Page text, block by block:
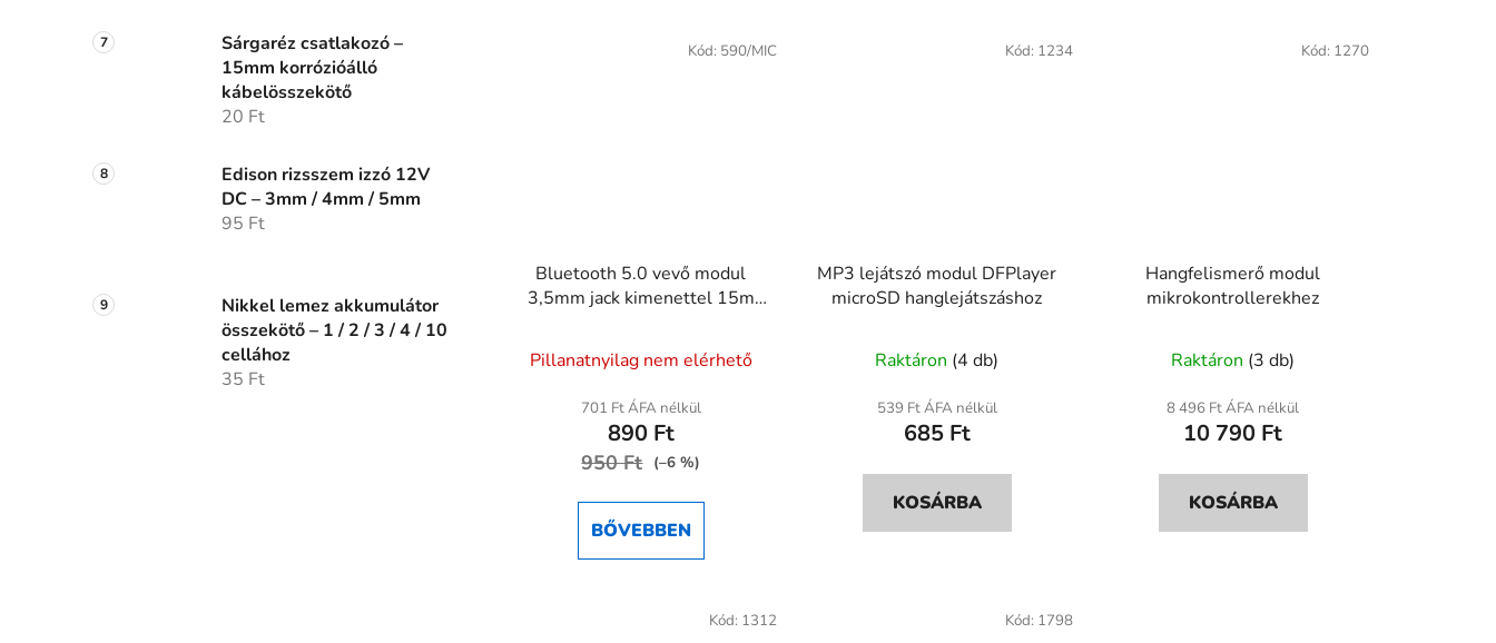
Sárgaréz csatlakozó –
15mm korrózióálló
kábelösszekötő
20 Ft
Edison rizsszem izzó 12V
DC – 3mm / 4mm / 5mm
95 Ft
Nikkel lemez akkumulátor
összekötő – 1 / 2 / 3 / 4 / 10
cellához
35 Ft
Bluetooth 5.0 vevő modul
3,5mm jack kimenettel 15m
termék
átlagos
értékelése
5-
5,0
Pillanatnyilag nem elérhető
701 Ft ÁFA nélkül
890 Ft
950 Ft (–6 %)
BŐVEBBEN
Kód: 590/MIC
MP3 lejátszó modul DFPlayer
microSD hanglejátszáshoz
Raktáron (4 db)
539 Ft ÁFA nélkül
685 Ft
KOSÁRBA
Kód: 1234
Hangfelismerő modul
mikrokontrollerekhez
Raktáron (3 db)
8 496 Ft ÁFA nélkül
10 790 Ft
KOSÁRBA
Kód: 1270
Kód: 1312 Kód: 1798